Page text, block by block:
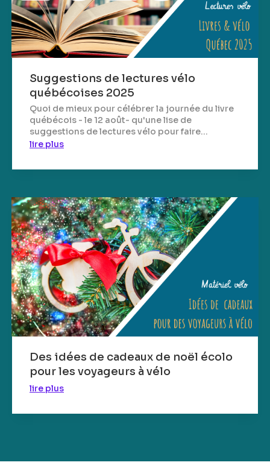
Suggestions de lectures vélo
québécoises 2025
Quoi de mieux pour célébrer la journée du livre
québécois - le 12 août- qu'une lise de
suggestions de lectures vélo pour faire...
lire plus
Des idées de cadeaux de noël écolo
pour les voyageurs à vélo
lire plus